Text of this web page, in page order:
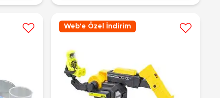
Oyuncaklar
Web'e Özel İndirim